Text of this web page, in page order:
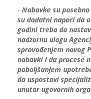
- Nabavke su
su dodatni napori da
godini treba da
nadzornu ulogu
sprovođenjem novog
nabavki i da procese
poboljšanjem
da uspostavi
unutar ugovornih